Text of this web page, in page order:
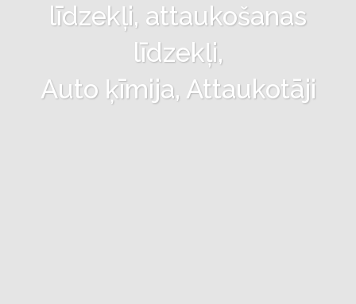
līdzekļi, attaukošanas
līdzekļi,
Auto ķīmija, Attaukotāji